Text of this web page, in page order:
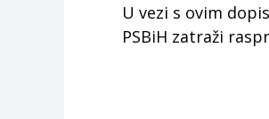
U vezi s ovim
PSBiH zatraži